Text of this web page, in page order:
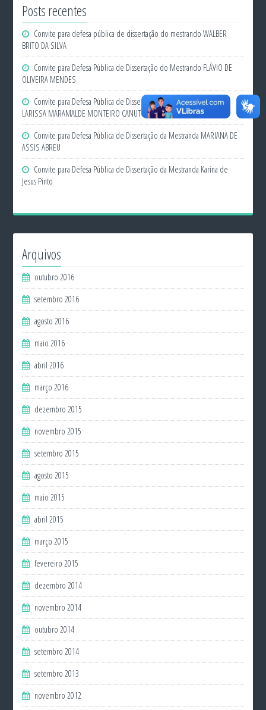
Posts recentes
Convite para defesa pública de dissertação do mestrando WALBER
BRITO DA SILVA
Convite para Defesa Pública de Dissertação do Mestrando FLÁVIO DE
OLIVEIRA MENDES
Convite para Defesa Pública de Dissertação da Mestranda THAENA
LARISSA MARAMALDE MONTEIRO CANUTO
Convite para Defesa Pública de Dissertação da Mestranda MARIANA DE
ASSIS ABREU
Convite para Defesa Pública de Dissertação da Mestranda Karina de
Jesus Pinto
Arquivos
outubro 2016
setembro 2016
agosto 2016
maio 2016
abril 2016
março 2016
dezembro 2015
novembro 2015
setembro 2015
agosto 2015
maio 2015
abril 2015
março 2015
fevereiro 2015
dezembro 2014
novembro 2014
outubro 2014
setembro 2014
setembro 2013
novembro 2012